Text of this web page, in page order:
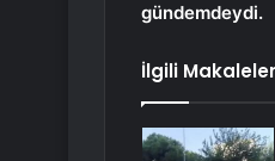
gündemdeydi.
İlgili Makaleler